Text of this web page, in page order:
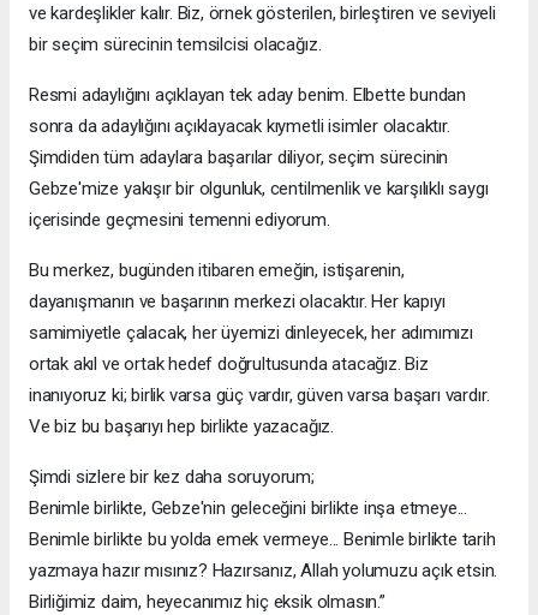
ve kardeşlikler kalır. Biz, örnek gösterilen, birleştiren ve seviyeli
bir seçim sürecinin temsilcisi olacağız.
Resmi adaylığını açıklayan tek aday benim. Elbette bundan
sonra da adaylığını açıklayacak kıymetli isimler olacaktır.
Şimdiden tüm adaylara başarılar diliyor, seçim sürecinin
Gebze'mize yakışır bir olgunluk, centilmenlik ve karşılıklı saygı
içerisinde geçmesini temenni ediyorum.
Bu merkez, bugünden itibaren emeğin, istişarenin,
dayanışmanın ve başarının merkezi olacaktır. Her kapıyı
samimiyetle çalacak, her üyemizi dinleyecek, her adımımızı
ortak akıl ve ortak hedef doğrultusunda atacağız. Biz
inanıyoruz ki; birlik varsa güç vardır, güven varsa başarı vardır.
Ve biz bu başarıyı hep birlikte yazacağız.
Şimdi sizlere bir kez daha soruyorum;
Benimle birlikte, Gebze'nin geleceğini birlikte inşa etmeye...
Benimle birlikte bu yolda emek vermeye... Benimle birlikte tarih
yazmaya hazır mısınız? Hazırsanız, Allah yolumuzu açık etsin.
Birliğimiz daim, heyecanımız hiç eksik olmasın.”